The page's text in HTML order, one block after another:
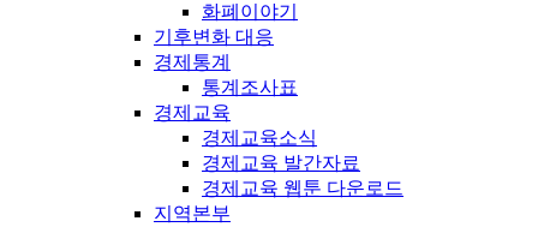
화폐이야기
기후변화 대응
경제통계
통계조사표
경제교육
경제교육소식
경제교육 발간자료
경제교육 웹툰 다운로드
지역본부